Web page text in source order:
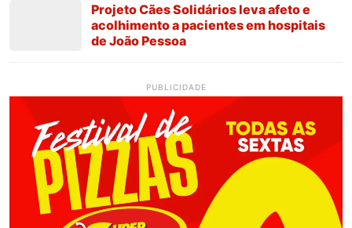
Projeto Cães Solidários leva afeto e
acolhimento a pacientes em hospitais
de João Pessoa
PUBLICIDADE